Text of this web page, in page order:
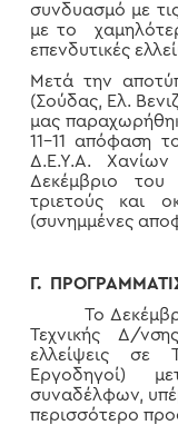
συνδυασμό με
με το
επενδυτικές
Μετά την
(Σούδας, Ελ.
μας
11-11 απόφαση
Δ.Ε.Υ.Α.
Δεκέμβριο
τριετούς και
(συνημμένες
Γ.
Το Δεκέμβριο
Τεχνικής Δ/
ελλείψεις σε
Εργοδηγοί)
συναδέλφων,
περισσότερο